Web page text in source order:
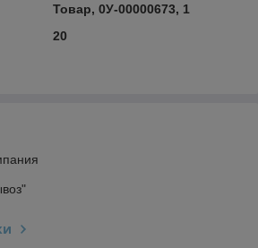
Товар, 0У-00000673, 1
20